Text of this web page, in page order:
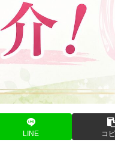
LINE コ